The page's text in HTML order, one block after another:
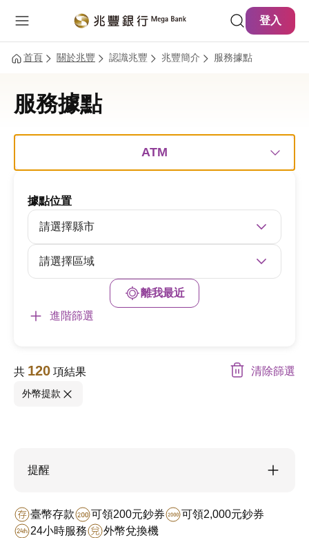
登入
首頁 關於兆豐 認識兆豐 兆豐簡介 服務據點
服務據點
ATM
據點位置
請選擇縣市
請選擇區域
離我最近
進階篩選
共 120 項結果
外幣提款
清除篩選
提醒
臺幣存款 可領200元鈔券
可領2,000元鈔券
24小時服務
外幣兌換機